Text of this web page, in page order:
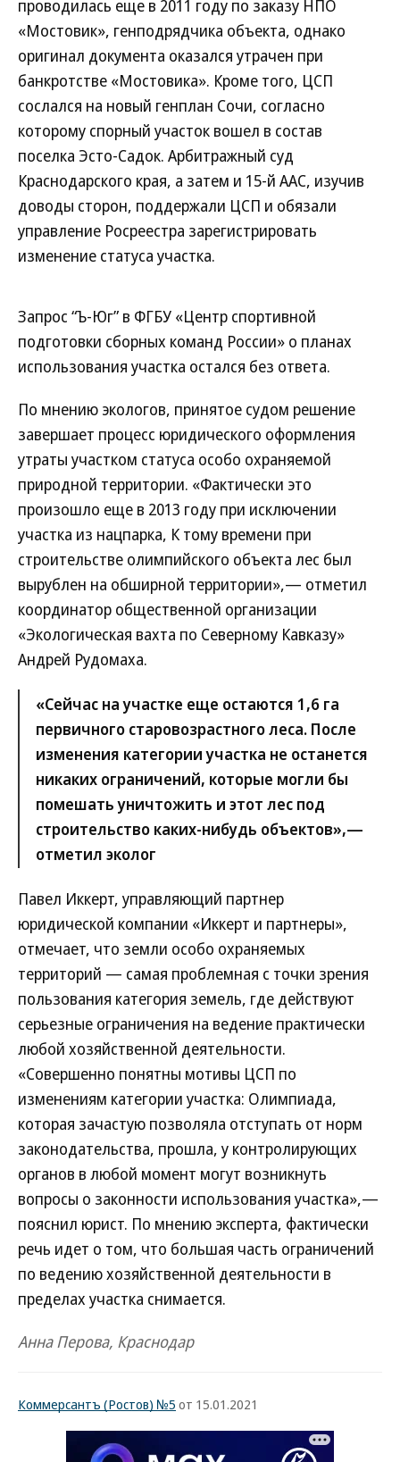
проводилась еще в 2011 году по заказу НПО
«Мостовик», генподрядчика объекта, однако
оригинал документа оказался утрачен при
банкротстве «Мостовика». Кроме того, ЦСП
сослался на новый генплан Сочи, согласно
которому спорный участок вошел в состав
поселка Эсто-Садок. Арбитражный суд
Краснодарского края, а затем и 15-й ААС, изучив
доводы сторон, поддержали ЦСП и обязали
управление Росреестра зарегистрировать
изменение статуса участка.
Запрос “Ъ-Юг” в ФГБУ «Центр спортивной
подготовки сборных команд России» о планах
использования участка остался без ответа.
По мнению экологов, принятое судом решение
завершает процесс юридического оформления
утраты участком статуса особо охраняемой
природной территории. «Фактически это
произошло еще в 2013 году при исключении
участка из нацпарка, К тому времени при
строительстве олимпийского объекта лес был
вырублен на обширной территории»,— отметил
координатор общественной организации
«Экологическая вахта по Северному Кавказу»
Андрей Рудомаха.
«Сейчас на участке еще остаются 1,6 га
первичного старовозрастного леса. После
изменения категории участка не останется
никаких ограничений, которые могли бы
помешать уничтожить и этот лес под
строительство каких-нибудь объектов»,—
отметил эколог
Павел Иккерт, управляющий партнер
юридической компании «Иккерт и партнеры»,
отмечает, что земли особо охраняемых
территорий — самая проблемная с точки зрения
пользования категория земель, где действуют
серьезные ограничения на ведение практически
любой хозяйственной деятельности.
«Совершенно понятны мотивы ЦСП по
изменениям категории участка: Олимпиада,
которая зачастую позволяла отступать от норм
законодательства, прошла, у контролирующих
органов в любой момент могут возникнуть
вопросы о законности использования участка»,—
пояснил юрист. По мнению эксперта, фактически
речь идет о том, что большая часть ограничений
по ведению хозяйственной деятельности в
пределах участка снимается.
Анна Перова, Краснодар
Коммерсантъ (Ростов) №5 от 15.01.2021